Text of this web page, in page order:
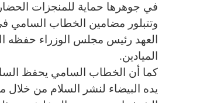
في جوهرها حماية للمنجزات
وتتبلور مضامين الخطاب السامي
العهد رئيس مجلس الوزراء حفظه
الميادين.
كما أن الخطاب السامي يحفظ السلم
يده البيضاء لنشر السلام من خلال